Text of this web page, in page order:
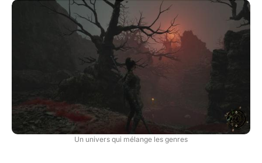
Un univers qui mélange les genres